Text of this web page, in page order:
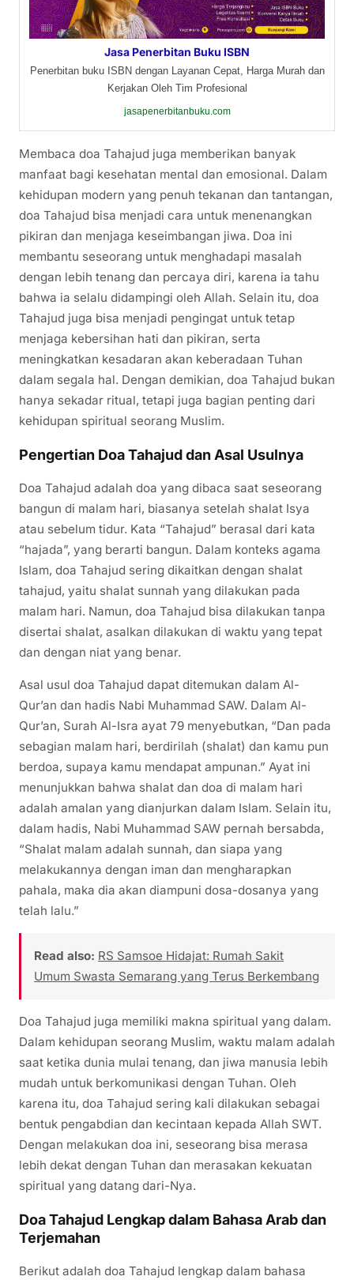
Jasa Penerbitan Buku ISBN
Penerbitan buku ISBN dengan Layanan Cepat, Harga Murah dan
Kerjakan Oleh Tim Profesional
jasapenerbitanbuku.com
Membaca doa Tahajud juga memberikan banyak
manfaat bagi kesehatan mental dan emosional. Dalam
kehidupan modern yang penuh tekanan dan tantangan,
doa Tahajud bisa menjadi cara untuk menenangkan
pikiran dan menjaga keseimbangan jiwa. Doa ini
membantu seseorang untuk menghadapi masalah
dengan lebih tenang dan percaya diri, karena ia tahu
bahwa ia selalu didampingi oleh Allah. Selain itu, doa
Tahajud juga bisa menjadi pengingat untuk tetap
menjaga kebersihan hati dan pikiran, serta
meningkatkan kesadaran akan keberadaan Tuhan
dalam segala hal. Dengan demikian, doa Tahajud bukan
hanya sekadar ritual, tetapi juga bagian penting dari
kehidupan spiritual seorang Muslim.
Pengertian Doa Tahajud dan Asal Usulnya
Doa Tahajud adalah doa yang dibaca saat seseorang
bangun di malam hari, biasanya setelah shalat Isya
atau sebelum tidur. Kata “Tahajud” berasal dari kata
“hajada”, yang berarti bangun. Dalam konteks agama
Islam, doa Tahajud sering dikaitkan dengan shalat
tahajud, yaitu shalat sunnah yang dilakukan pada
malam hari. Namun, doa Tahajud bisa dilakukan tanpa
disertai shalat, asalkan dilakukan di waktu yang tepat
dan dengan niat yang benar.
Asal usul doa Tahajud dapat ditemukan dalam Al-
Qur’an dan hadis Nabi Muhammad SAW. Dalam Al-
Qur’an, Surah Al-Isra ayat 79 menyebutkan, “Dan pada
sebagian malam hari, berdirilah (shalat) dan kamu pun
berdoa, supaya kamu mendapat ampunan.” Ayat ini
menunjukkan bahwa shalat dan doa di malam hari
adalah amalan yang dianjurkan dalam Islam. Selain itu,
dalam hadis, Nabi Muhammad SAW pernah bersabda,
“Shalat malam adalah sunnah, dan siapa yang
melakukannya dengan iman dan mengharapkan
pahala, maka dia akan diampuni dosa-dosanya yang
telah lalu.”
Read also: RS Samsoe Hidajat: Rumah Sakit
Umum Swasta Semarang yang Terus Berkembang
Doa Tahajud juga memiliki makna spiritual yang dalam.
Dalam kehidupan seorang Muslim, waktu malam adalah
saat ketika dunia mulai tenang, dan jiwa manusia lebih
mudah untuk berkomunikasi dengan Tuhan. Oleh
karena itu, doa Tahajud sering kali dilakukan sebagai
bentuk pengabdian dan kecintaan kepada Allah SWT.
Dengan melakukan doa ini, seseorang bisa merasa
lebih dekat dengan Tuhan dan merasakan kekuatan
spiritual yang datang dari-Nya.
Doa Tahajud Lengkap dalam Bahasa Arab dan
Terjemahan
Berikut adalah doa Tahajud lengkap dalam bahasa